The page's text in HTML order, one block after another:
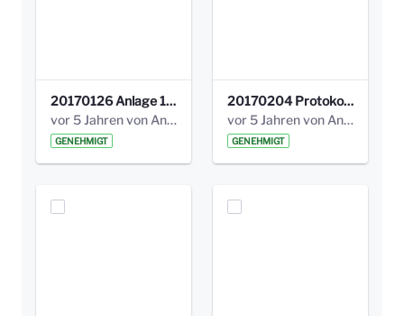
20170126 Anlage 1_Kinderbeteiligung_Olga_Areal_Auswertung.pdf
vor 5 Jahren von Anni Schlumberger
GENEHMIGT
20170204 Protokoll Workshop 2 Promenade Schloßstraße .pdf
vor 5 Jahren von Anni Schlumberger
GENEHMIGT